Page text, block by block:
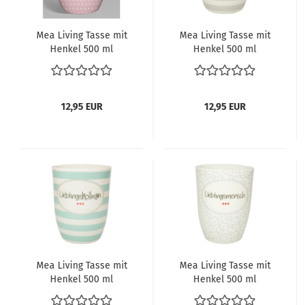
Mea Living Tasse mit
Henkel 500 ml
Kaffeeklatsch
12,95 EUR
Mea Living Tasse mit
Henkel 500 ml
Lieblingskollege
12,95 EUR
Mea Living Tasse mit
Henkel 500 ml
Lieblingskollegin
Mea Living Tasse mit
Henkel 500 ml
Lieblingsmensch grau